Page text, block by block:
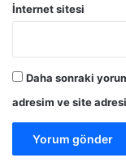
İnternet sitesi
Daha sonraki
adresim ve site